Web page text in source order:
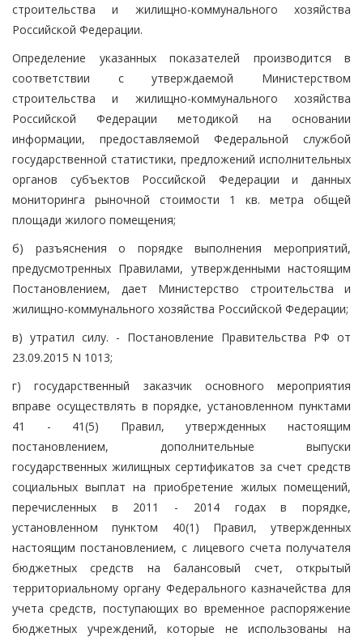
строительства и жилищно-коммунального хозяйства
Российской Федерации.
Определение указанных показателей производится в
соответствии с утверждаемой Министерством
строительства и жилищно-коммунального хозяйства
Российской Федерации методикой на основании
информации, предоставляемой Федеральной службой
государственной статистики, предложений исполнительных
органов субъектов Российской Федерации и данных
мониторинга рыночной стоимости 1 кв. метра общей
площади жилого помещения;
б) разъяснения о порядке выполнения мероприятий,
предусмотренных Правилами, утвержденными настоящим
Постановлением, дает Министерство строительства и
жилищно-коммунального хозяйства Российской Федерации;
в) утратил силу. - Постановление Правительства РФ от
23.09.2015 N 1013;
г) государственный заказчик основного мероприятия
вправе осуществлять в порядке, установленном пунктами
41 - 41(5) Правил, утвержденных настоящим
постановлением, дополнительные выпуски
государственных жилищных сертификатов за счет средств
социальных выплат на приобретение жилых помещений,
перечисленных в 2011 - 2014 годах в порядке,
установленном пунктом 40(1) Правил, утвержденных
настоящим постановлением, с лицевого счета получателя
бюджетных средств на балансовый счет, открытый
территориальному органу Федерального казначейства для
учета средств, поступающих во временное распоряжение
бюджетных учреждений, которые не использованы на